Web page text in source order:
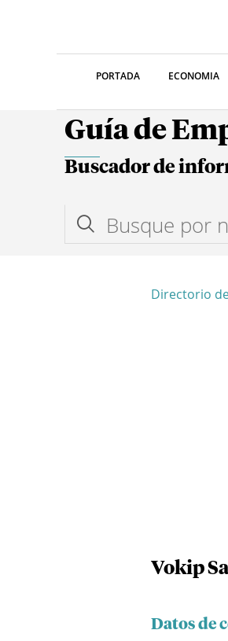
PORTADA ECONOMIA
Guía de
Buscador de
Directorio
Vokip
Datos de